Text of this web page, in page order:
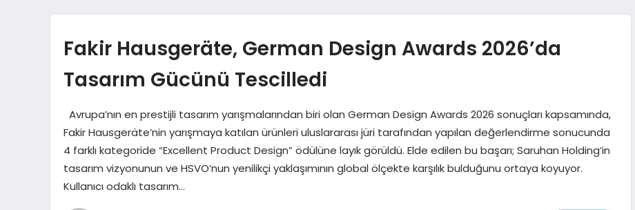
Fakir Hausgeräte, German Design Awards 2026’da
Tasarım Gücünü Tescilledi
Avrupa’nın en prestijli tasarım yarışmalarından biri olan German Design Awards 2026 sonuçları kapsamında,
Fakir Hausgeräte’nin yarışmaya katılan ürünleri uluslararası jüri tarafından yapılan değerlendirme sonucunda
4 farklı kategoride “Excellent Product Design” ödülüne layık görüldü. Elde edilen bu başarı; Saruhan Holding’in
tasarım vizyonunun ve HSVO’nun yenilikçi yaklaşımının global ölçekte karşılık bulduğunu ortaya koyuyor.
Kullanıcı odaklı tasarım…